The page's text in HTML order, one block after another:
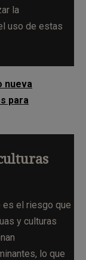
la
uso de estas
nueva
para
es el riesgo que
y culturas
lo que